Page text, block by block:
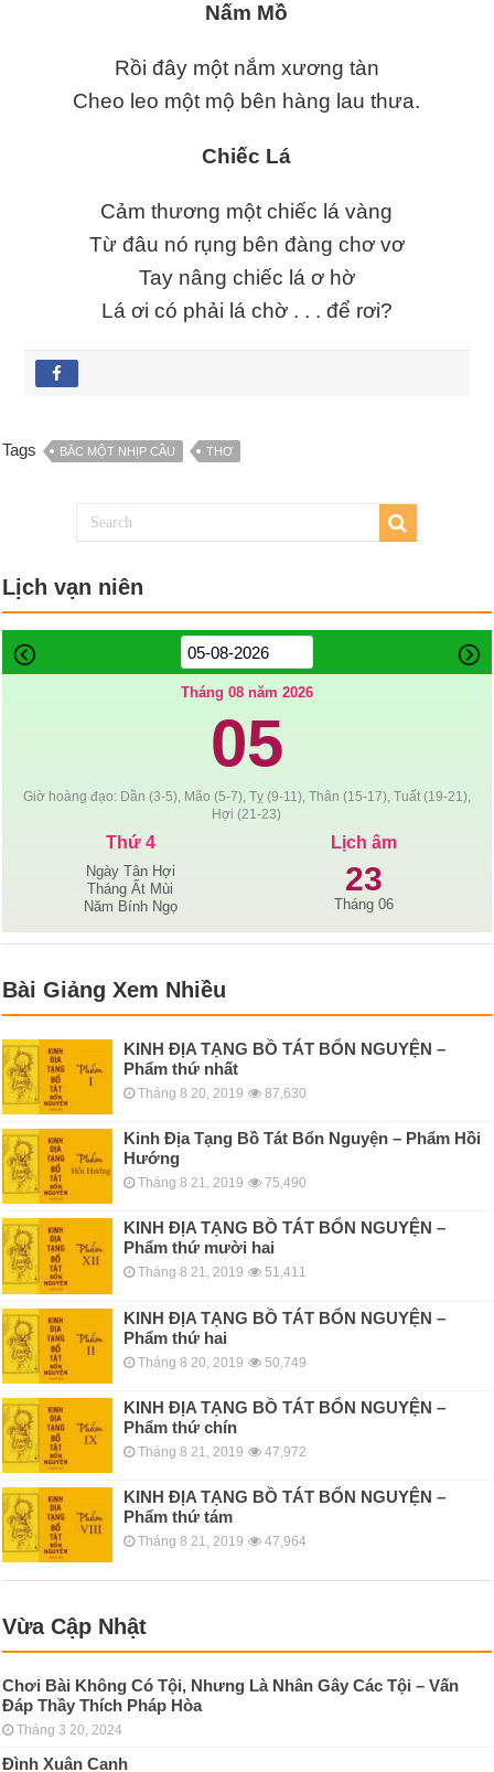
Nấm Mồ
Rồi đây một nắm xương tàn
Cheo leo một mộ bên hàng lau thưa.
Chiếc Lá
Cảm thương một chiếc lá vàng
Từ đâu nó rụng bên đàng chơ vơ
Tay nâng chiếc lá ơ hờ
Lá ơi có phải lá chờ . . . để rơi?
Tags BẮC MỘT NHỊP CẦU THƠ
Lịch vạn niên
Tháng 08 năm 2026
05
Giờ hoàng đạo: Dần (3-5), Mão (5-7), Tỵ (9-11), Thân (15-17), Tuất (19-21),
Hợi (21-23)
Thứ 4
Ngày Tân Hợi
Tháng Ất Mùi
Năm Bính Ngọ
Lịch âm
23
Tháng 06
Bài Giảng Xem Nhiều
KINH ÐỊA TẠNG BỒ TÁT BỔN NGUYỆN –
Phẩm thứ nhất
Tháng 8 20, 2019 87,630
Kinh Địa Tạng Bồ Tát Bổn Nguyện – Phẩm Hồi
Hướng
Tháng 8 21, 2019 75,490
KINH ÐỊA TẠNG BỒ TÁT BỔN NGUYỆN –
Phẩm thứ mười hai
Tháng 8 21, 2019 51,411
KINH ÐỊA TẠNG BỒ TÁT BỔN NGUYỆN –
Phẩm thứ hai
Tháng 8 20, 2019 50,749
KINH ÐỊA TẠNG BỒ TÁT BỔN NGUYỆN –
Phẩm thứ chín
Tháng 8 21, 2019 47,972
KINH ÐỊA TẠNG BỒ TÁT BỔN NGUYỆN –
Phẩm thứ tám
Tháng 8 21, 2019 47,964
Vừa Cập Nhật
Chơi Bài Không Có Tội, Nhưng Là Nhân Gây Các Tội – Vấn
Đáp Thầy Thích Pháp Hòa
Tháng 3 20, 2024
Đình Xuân Canh